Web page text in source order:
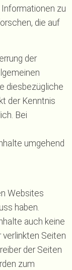
zu
die auf
der
diesbezügliche
der Kenntnis
Bei
umgehend
Websites
haben.
auch keine
verlinkten Seiten
der Seiten
zum